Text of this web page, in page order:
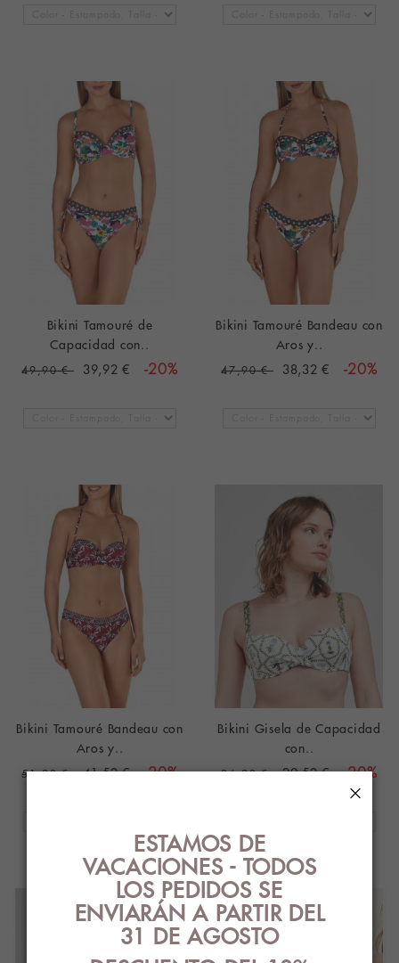
Bikini Tamouré de
Capacidad con..
49,90 € 39,92 € -20%
Bikini Tamouré Bandeau con
Aros y..
47,90 € 38,32 € -20%
Bikini Tamouré Bandeau con
Aros y..
51,90 € 41,52 € -20%
Bikini Gisela de Capacidad
con..
36,90 € 29,52 € -20%
ESTAMOS DE
VACACIONES - TODOS
LOS PEDIDOS SE
ENVIARÁN A PARTIR DEL
31 DE AGOSTO
×